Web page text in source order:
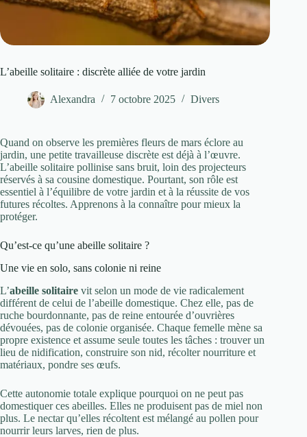
L’abeille solitaire : discrète alliée de votre jardin
Alexandra 7 octobre 2025 Divers
Quand on observe les premières fleurs de mars éclore au
jardin, une petite travailleuse discrète est déjà à l’œuvre.
L’abeille solitaire pollinise sans bruit, loin des projecteurs
réservés à sa cousine domestique. Pourtant, son rôle est
essentiel à l’équilibre de votre jardin et à la réussite de vos
futures récoltes. Apprenons à la connaître pour mieux la
protéger.
Qu’est-ce qu’une abeille solitaire ?
Une vie en solo, sans colonie ni reine
L’abeille solitaire vit selon un mode de vie radicalement
différent de celui de l’abeille domestique. Chez elle, pas de
ruche bourdonnante, pas de reine entourée d’ouvrières
dévouées, pas de colonie organisée. Chaque femelle mène sa
propre existence et assume seule toutes les tâches : trouver un
lieu de nidification, construire son nid, récolter nourriture et
matériaux, pondre ses œufs.
Cette autonomie totale explique pourquoi on ne peut pas
domestiquer ces abeilles. Elles ne produisent pas de miel non
plus. Le nectar qu’elles récoltent est mélangé au pollen pour
nourrir leurs larves, rien de plus.